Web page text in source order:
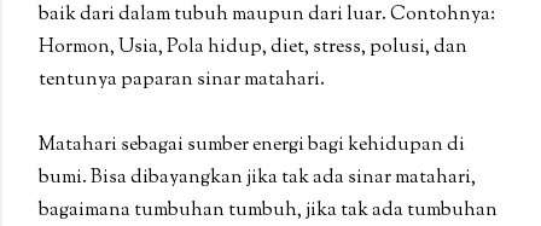
baik dari dalam tubuh maupun dari luar. Contohnya:
Hormon, Usia, Pola hidup, diet, stress, polusi, dan
tentunya paparan sinar matahari.
Matahari sebagai sumber energi bagi kehidupan di
bumi. Bisa dibayangkan jika tak ada sinar matahari,
bagaimana tumbuhan tumbuh, jika tak ada tumbuhan